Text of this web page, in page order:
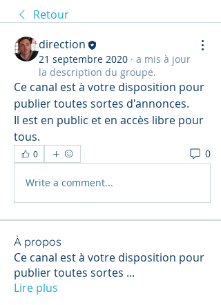
Retour
direction
21 septembre 2020 · a mis à jour
la description du groupe.
Ce canal est à votre disposition pour
publier toutes sortes d'annonces.
Il est en public et en accès libre pour
tous.
0 0
Write a comment...
À propos
Ce canal est à votre disposition pour
publier toutes sortes ...
Lire plus